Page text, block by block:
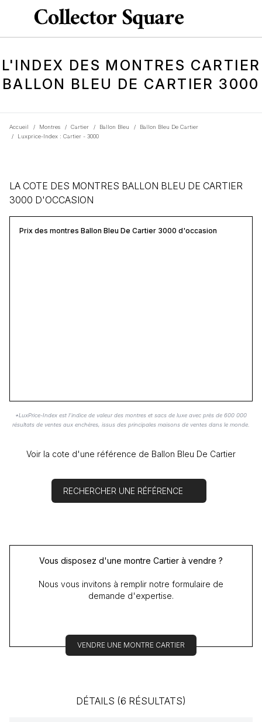
L'INDEX DES MONTRES CARTIER
BALLON BLEU DE CARTIER 3000
Accueil / Montres / Cartier / Ballon Bleu /
Ballon Bleu De Cartier
/
Luxprice-Index : Cartier - 3000
LA COTE DES MONTRES BALLON BLEU DE CARTIER
3000 D'OCCASION
Prix des montres Ballon Bleu De Cartier 3000 d'occasion
*LuxPrice-Index est l'indice de valeur des montres et sacs de luxe avec près de 600 000
résultats de ventes aux enchères, issus des principales maisons de ventes dans le monde.
Voir la cote d'une référence de Ballon Bleu De Cartier
RECHERCHER UNE RÉFÉRENCE
Vous disposez d'une montre Cartier à vendre ?
Nous vous invitons à remplir notre formulaire de
demande d'expertise.
VENDRE UNE MONTRE CARTIER
DÉTAILS (6 RÉSULTATS)